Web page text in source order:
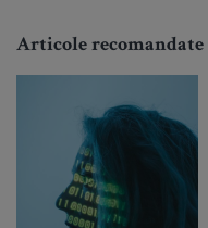
Articole recomandate